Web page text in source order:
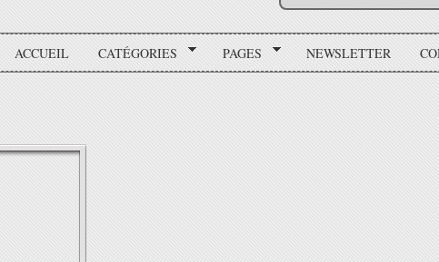
ACCUEIL CATÉGORIES PAGES NEWSLETTER